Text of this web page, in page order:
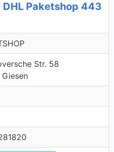
DHL Paketshop 443
Str. 58
Giesen